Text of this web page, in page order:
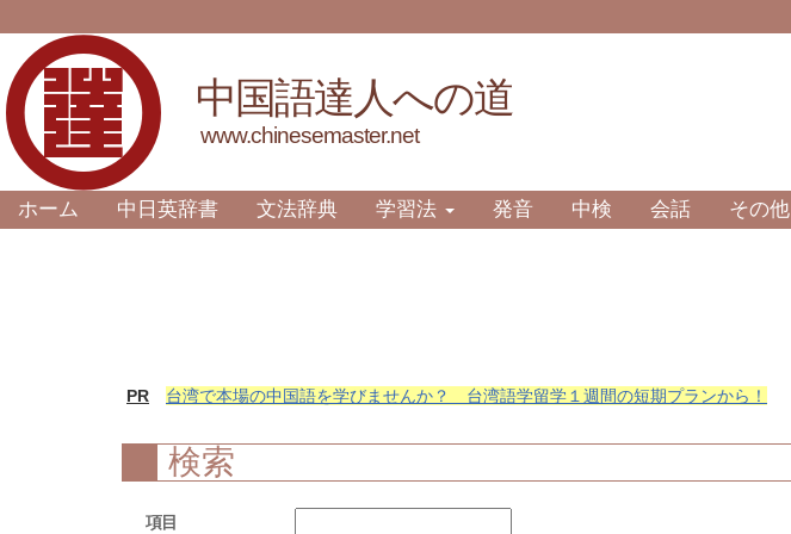
中国語達人への道
www.chinesemaster.net
ホーム 中日英辞書 文法辞典 学習法 発音 中検 会話 その他
PR 台湾で本場の中国語を学びませんか？ 台湾語学留学１週間の短期プランから！
検索
項目